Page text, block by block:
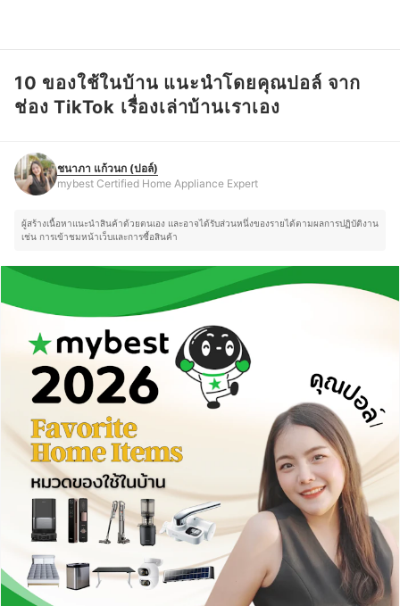
ชนาภา แก้วนก (ปอล์)
mybest Certified Home Appliance Expert
10 ของใช้ในบ้าน แนะนำโดยคุณปอล์ จาก
ช่อง TikTok เรื่องเล่าบ้านเราเอง
ชนาภา แก้วนก (ปอล์)
mybest Certified Home Appliance Expert
ผู้สร้างเนื้อหาแนะนำสินค้าด้วยตนเอง และอาจได้รับส่วนหนึ่งของรายได้ตามผลการปฏิบัติงาน
เช่น การเข้าชมหน้าเว็บและการซื้อสินค้า